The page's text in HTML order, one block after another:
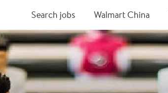
Search jobs Walmart China